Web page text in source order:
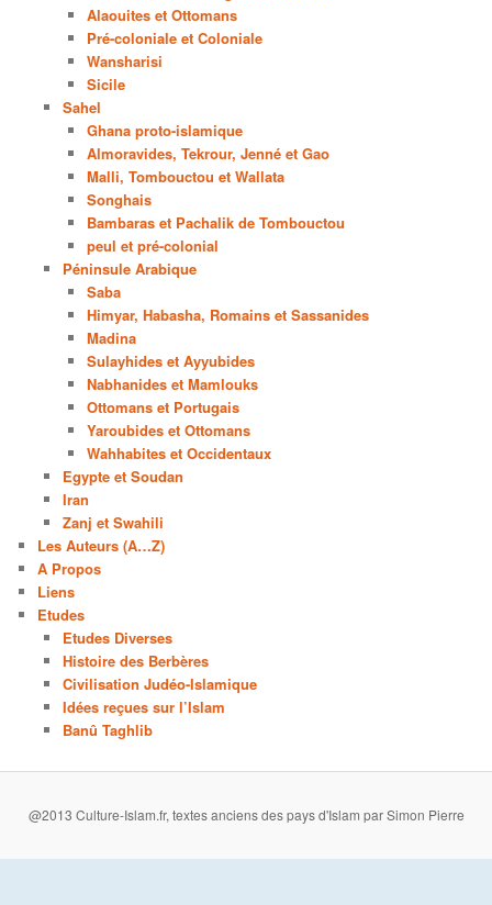
Alaouites et Ottomans
Pré-coloniale et Coloniale
Wansharisi
Sicile
Sahel
Ghana proto-islamique
Almoravides, Tekrour, Jenné et Gao
Malli, Tombouctou et Wallata
Songhais
Bambaras et Pachalik de Tombouctou
peul et pré-colonial
Péninsule Arabique
Saba
Himyar, Habasha, Romains et Sassanides
Madina
Sulayhides et Ayyubides
Nabhanides et Mamlouks
Ottomans et Portugais
Yaroubides et Ottomans
Wahhabites et Occidentaux
Egypte et Soudan
Iran
Zanj et Swahili
Les Auteurs (A…Z)
A Propos
Liens
Etudes
Etudes Diverses
Histoire des Berbères
Civilisation Judéo-Islamique
Idées reçues sur l’Islam
Banû Taghlib
@2013 Culture-Islam.fr, textes anciens des pays d'Islam par Simon Pierre